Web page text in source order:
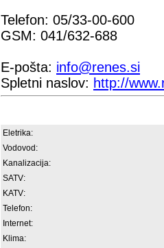
Telefon: 05/33-00-600
GSM: 041/632-688
E-pošta: info@renes.si
Spletni naslov: http://
Eletrika:
Vodovod:
Kanalizacija:
SATV:
KATV:
Telefon:
Internet:
Klima: